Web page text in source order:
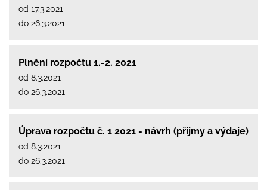
od 17.3.2021
do 26.3.2021
Plnění rozpočtu 1.-2. 2021
od 8.3.2021
do 26.3.2021
Úprava rozpočtu č. 1 2021 - návrh (přijmy a výdaje)
od 8.3.2021
do 26.3.2021